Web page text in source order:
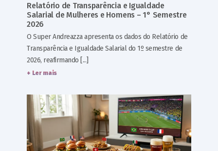
Relatório de Transparência e Igualdade
Salarial de Mulheres e Homens – 1° Semestre
2026
O Super Andreazza apresenta os dados do Relatório de
Transparência e Igualdade Salarial do 1º semestre de
2026, reafirmando [...]
+ Ler mais